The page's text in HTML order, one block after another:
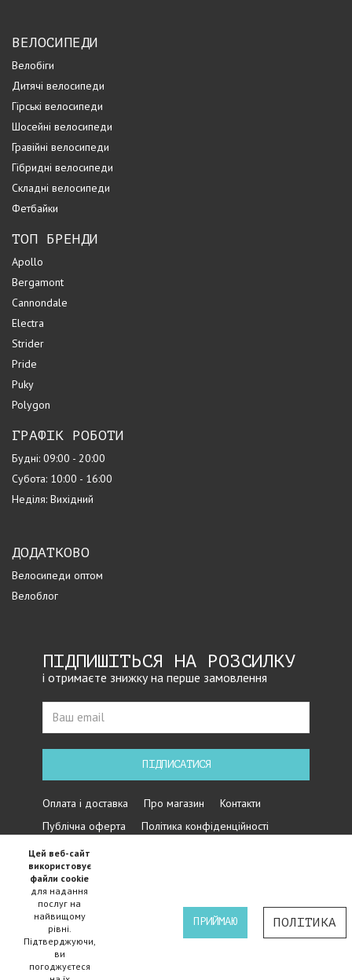
ВЕЛОСИПЕДИ
Велобіги
Дитячі велосипеди
Гірські велосипеди
Шосейні велосипеди
Гравійні велосипеди
Гібридні велосипеди
Складні велосипеди
Фетбайки
ТОП БРЕНДИ
Apollo
Bergamont
Cannondale
Electra
Strider
Pride
Puky
Polygon
ГРАФІК РОБОТИ
Будні: 09:00 - 20:00
Субота: 10:00 - 16:00
Неділя: Вихідний
ДОДАТКОВО
Велосипеди оптом
Велоблог
ПІДПИШІТЬСЯ НА РОЗСИЛКУ
і отримаєте знижку на перше замовлення
ПІДПИСАТИСЯ
Оплата і доставка Про магазин
Контакти
Публічна оферта
Політика конфіденційності
Iнтернет магазин велосипедів Cycles - 2015-2024 ©
Цей веб-сайт
використовує
файли cookie
для надання
послуг на
найвищому
рівні.
Підтверджуючи,
ви
погоджуєтеся
ПРИЙМАЮ ПОЛІТИКА